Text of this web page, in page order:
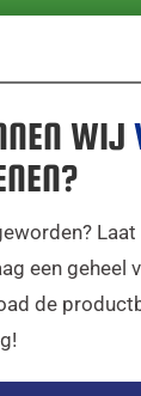
WIJ
een geheel
de